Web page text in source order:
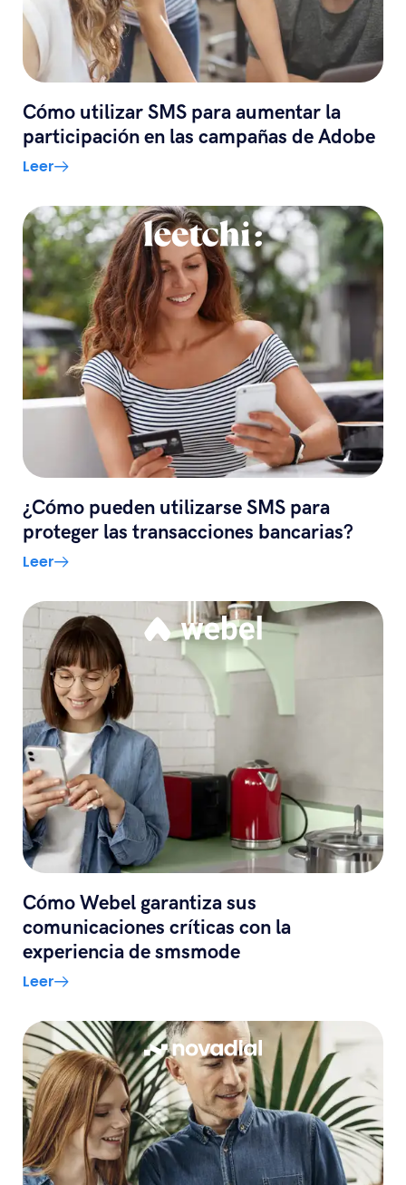
Cómo utilizar SMS para aumentar la
participación en las campañas de Adobe
Leer
¿Cómo pueden utilizarse SMS para
proteger las transacciones bancarias?
Leer
Cómo Webel garantiza sus
comunicaciones críticas con la
experiencia de smsmode
Leer